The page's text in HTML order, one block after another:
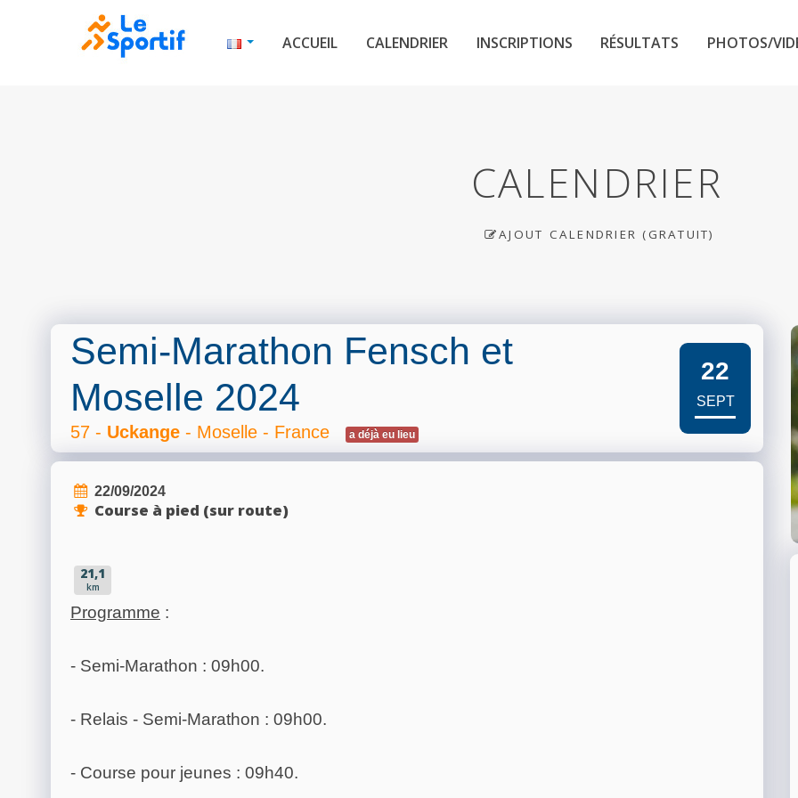
ACCUEIL CALENDRIER INSCRIPTIONS RÉSULTATS PHOTOS/
CALENDRIER
AJOUT CALENDRIER (GRATUIT)
Semi-Marathon Fensch et
Moselle 2024
57 - Uckange - Moselle - France a déjà eu lieu
22
SEPT
22/09/2024
Course à pied (sur route)
21,1
km
Programme :
- Semi-Marathon : 09h00.
- Relais - Semi-Marathon : 09h00.
- Course pour jeunes : 09h40.